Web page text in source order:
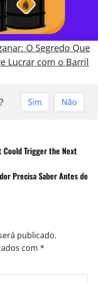
O Segredo Que
Lucrar com o Barril
Sim Não
Could Trigger the Next
Precisa Saber Antes de
publicado.
com *